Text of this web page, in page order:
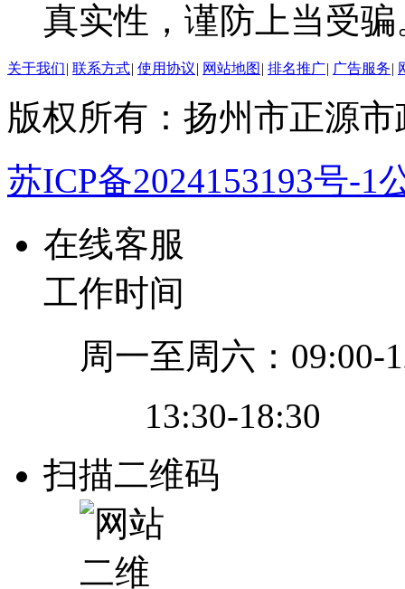
真实性，谨防上当受骗
关于我们| 联系方式| 使用协议| 网站地图 | 排名推广| 广告服务|
版权所有：扬州市正源
苏ICP备2024153193号-1
在线客服
工作时间
周一至周六：09:00-
13:30-18:30
扫描二维码